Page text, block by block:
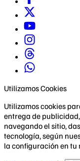
Utilizamos Cookies
Utilizamos cookies
entrega de
navegando el sitio,
tecnología, según
la configuración en tu